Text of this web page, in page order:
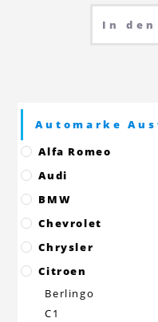
In
Automarke
Alfa Romeo
Audi
BMW
Chevrolet
Chrysler
Citroen
Berlingo
C1